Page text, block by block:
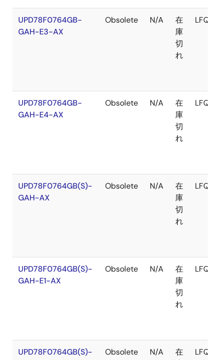
UPD78F0764GB-
GAH-E3-AX
Obsolete N/A
在
庫
切
れ
LFQFP
UPD78F0764GB-
GAH-E4-AX
Obsolete N/A
在
庫
切
れ
LFQFP
UPD78F0764GB(S)-
GAH-AX
Obsolete N/A
在
庫
切
れ
LFQFP
UPD78F0764GB(S)-
GAH-E1-AX
Obsolete N/A
在
庫
切
れ
LFQFP
UPD78F0764GB(S)-
Obsolete N/A
在
LFQFP